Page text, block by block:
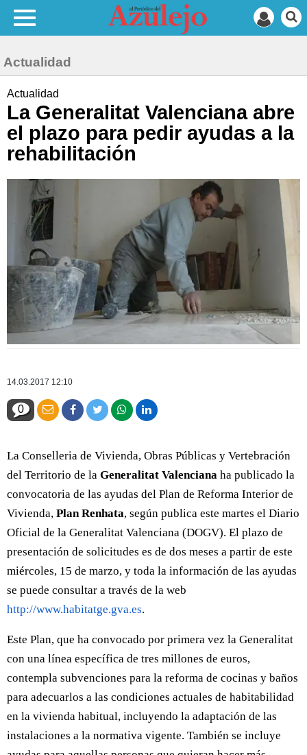
Actualidad
Actualidad
La Generalitat Valenciana abre
el plazo para pedir ayudas a la
rehabilitación
14.03.2017 12:10
0
La Conselleria de Vivienda, Obras Públicas y Vertebración
del Territorio de la Generalitat Valenciana ha publicado la
convocatoria de las ayudas del Plan de Reforma Interior de
Vivienda, Plan Renhata, según publica este martes el Diario
Oficial de la Generalitat Valenciana (DOGV). El plazo de
presentación de solicitudes es de dos meses a partir de este
miércoles, 15 de marzo, y toda la información de las ayudas
se puede consultar a través de la web
http://www.habitatge.gva.es.
Este Plan, que ha convocado por primera vez la Generalitat
con una línea específica de tres millones de euros,
contempla subvenciones para la reforma de cocinas y baños
para adecuarlos a las condiciones actuales de habitabilidad
en la vivienda habitual, incluyendo la adaptación de las
instalaciones a la normativa vigente. También se incluye